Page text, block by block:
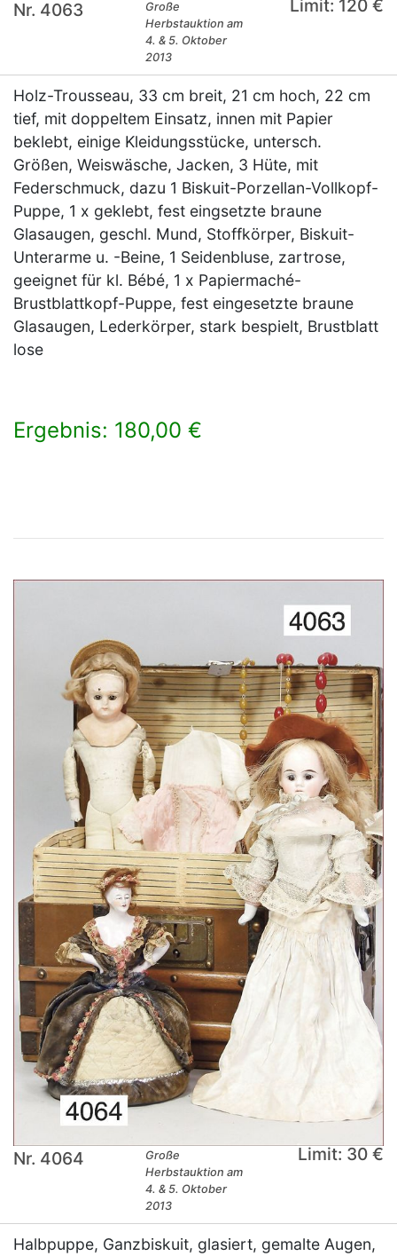
Nr. 4063
Große
Herbstauktion am
4. & 5. Oktober
2013
Limit: 120 €
Holz-Trousseau, 33 cm breit, 21 cm hoch, 22 cm
tief, mit doppeltem Einsatz, innen mit Papier
beklebt, einige Kleidungsstücke, untersch.
Größen, Weiswäsche, Jacken, 3 Hüte, mit
Federschmuck, dazu 1 Biskuit-Porzellan-Vollkopf-
Puppe, 1 x geklebt, fest eingsetzte braune
Glasaugen, geschl. Mund, Stoffkörper, Biskuit-
Unterarme u. -Beine, 1 Seidenbluse, zartrose,
geeignet für kl. Bébé, 1 x Papiermaché-
Brustblattkopf-Puppe, fest eingesetzte braune
Glasaugen, Lederkörper, stark bespielt, Brustblatt
lose
Ergebnis: 180,00 €
Nr. 4064
Große
Herbstauktion am
4. & 5. Oktober
2013
Limit: 30 €
Halbpuppe, Ganzbiskuit, glasiert, gemalte Augen,